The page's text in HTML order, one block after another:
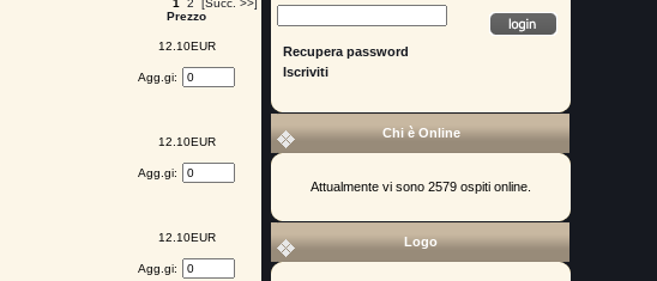
1 2
[Succ. >>]
Prezzo
12.10EUR
Agg.gi:
12.10EUR
Agg.gi:
12.10EUR
Agg.gi:
Recupera password
Iscriviti
Chi è Online
Attualmente vi sono 2579 ospiti online.
Logo